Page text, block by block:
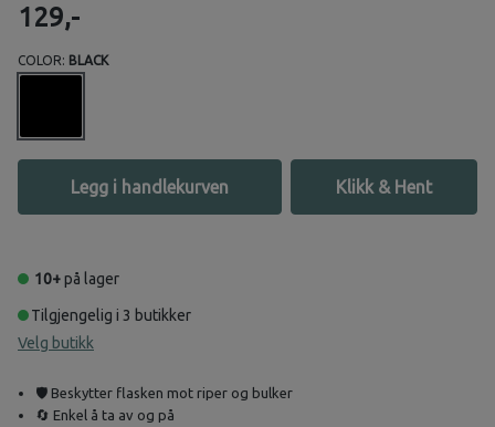
129,-
COLOR: BLACK
Legg i handlekurven Klikk & Hent
10+på lager
Tilgjengelig i 3 butikker
Velg butikk
🛡️ Beskytter flasken mot riper og bulker
🔄 Enkel å ta av og på